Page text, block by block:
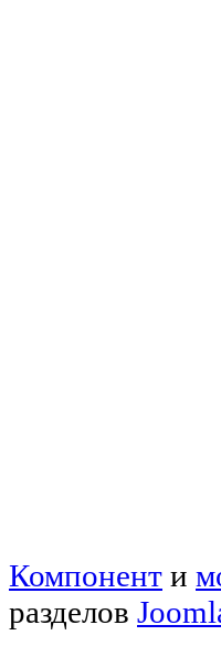
Компонент и
разделов